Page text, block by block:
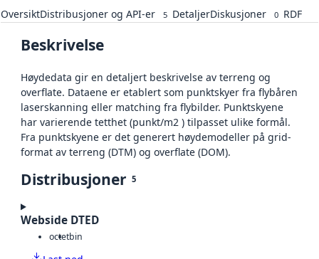
OversiktDistribusjoner og API-er 5 DetaljerDiskusjoner 0 RDF
Beskrivelse
Høydedata gir en detaljert beskrivelse av terreng og
overflate. Dataene er etablert som punktskyer fra flybåren
laserskanning eller matching fra flybilder. Punktskyene
har varierende tetthet (punkt/m2 ) tilpasset ulike formål.
Fra punktskyene er det generert høydemodeller på grid-
format av terreng (DTM) og overflate (DOM).
Distribusjoner 5
Webside DTED
octetbin